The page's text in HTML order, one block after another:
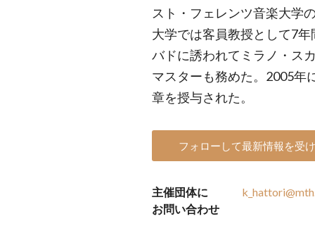
スト・フェレンツ音楽大学
大学では客員教授として7
バドに誘われてミラノ・ス
マスターも務めた。2005年
章を授与された。
フォローして最新情報を受
主催団体に
お問い合わせ